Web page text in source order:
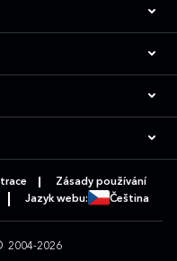
Zásady používání
Jazyk webu: Čeština
2004-2026